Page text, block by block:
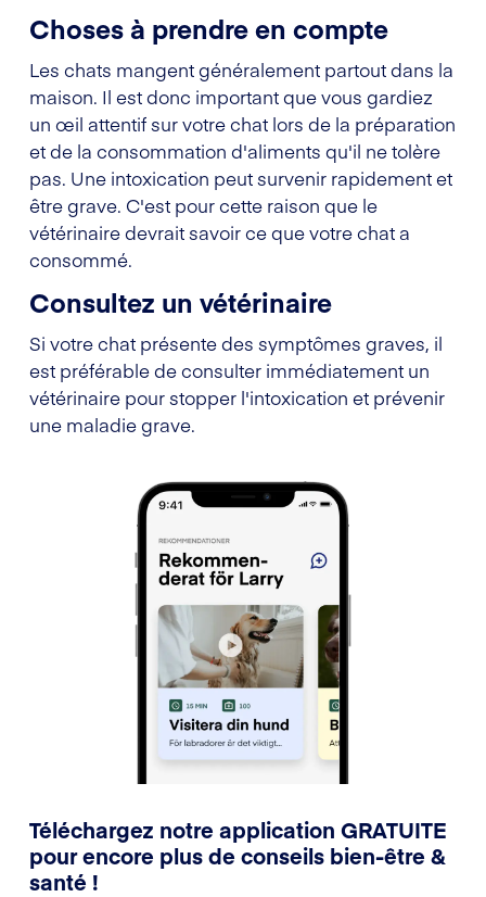
Choses à prendre en compte
Les chats mangent généralement partout dans la
maison. Il est donc important que vous gardiez
un œil attentif sur votre chat lors de la préparation
et de la consommation d'aliments qu'il ne tolère
pas. Une intoxication peut survenir rapidement et
être grave. C'est pour cette raison que le
vétérinaire devrait savoir ce que votre chat a
consommé.
Consultez un vétérinaire
Si votre chat présente des symptômes graves, il
est préférable de consulter immédiatement un
vétérinaire pour stopper l'intoxication et prévenir
une maladie grave.
Téléchargez notre application GRATUITE
pour encore plus de conseils bien-être &
santé !